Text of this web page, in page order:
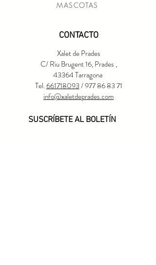
MASCOTAS
CONTACTO
Xalet de Prades
C/ Riu Brugent 16, Prades ,
43364Tarragona
Tel.661718093/977 86 83 71
info@xaletdeprades.com
SUSCRÍBETE AL BOLETÍN